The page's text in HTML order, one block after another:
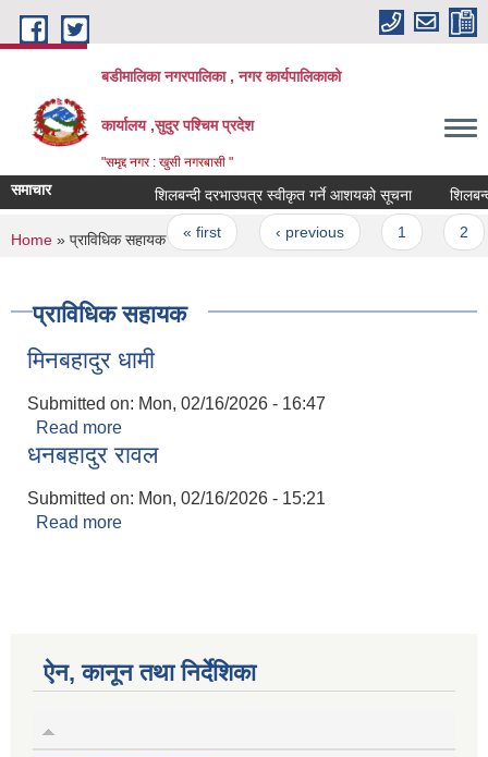
Skip to main content
बडीमालिका नगरपालिका , नगर कार्यपालिकाको
कार्यालय ,सुदुर पश्चिम प्रदेश
"समृद्द नगर : खुसी नगरबासी "
समाचार शिलबन्दी दरभाउपत्र स्वीकृत गर्ने आशयको सूचना
Pages
« first ‹ previous
You are here
Home » प्राविधिक सहायक
प्राविधिक सहायक
मिनबहादुर धामी
Submitted on: Mon, 02/16/2026 - 16:47
Read more
धनबहादुर रावल
Submitted on: Mon, 02/16/2026 - 15:21
Read more
ऐन, कानून तथा निर्देशिका